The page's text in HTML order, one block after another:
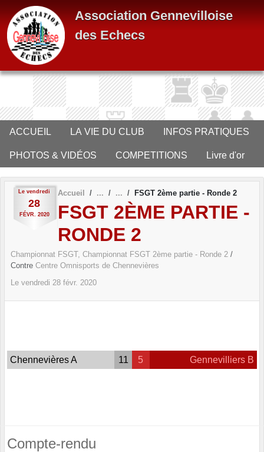
Association Gennevilloise
des Echecs
ACCUEIL LA VIE DU CLUB INFOS PRATIQUES
PHOTOS & VIDÉOS COMPETITIONS Livre d'or
Le vendredi
28
FÉVR. 2020
Accueil FSGT 2ème partie - Ronde 2
FSGT 2ÈME PARTIE -
RONDE 2
Championnat FSGT, Championnat FSGT 2ème partie - Ronde 2 /
Contre Centre Omnisports de Chennevières
Le vendredi 28 févr. 2020
Chennevières A 11 5 Gennevilliers B
Compte-rendu
Panneau de gestion des cookies